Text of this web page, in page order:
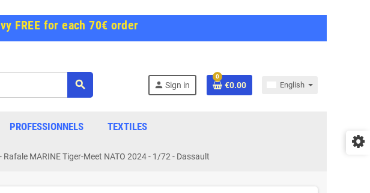
FREE for each 70€ order
search person Sign in
0
€0.00 English
PROFESSIONNELS TEXTILES
Rafale MARINE Tiger-Meet NATO 2024 - 1/72 - Dassault